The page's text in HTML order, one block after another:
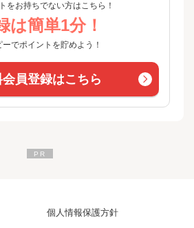
をお持ちでない方はこちら！
は簡単1分！
ーでポイントを貯めよう！
員登録はこちら
個人情報保護方針